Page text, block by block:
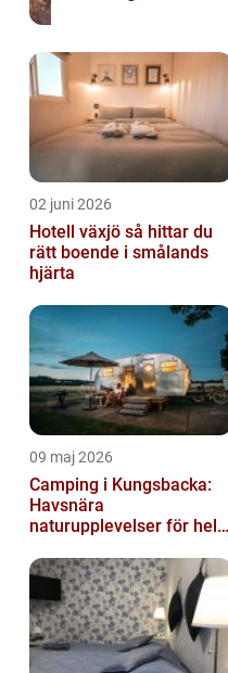
02 juni 2026
Hotell växjö så hittar du
rätt boende i smålands
hjärta
09 maj 2026
Camping i Kungsbacka:
Havsnära
naturupplevelser för hela